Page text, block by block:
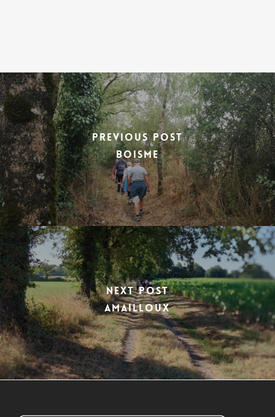
Previous Post
BOISME
Next Post
AMAILLOUX